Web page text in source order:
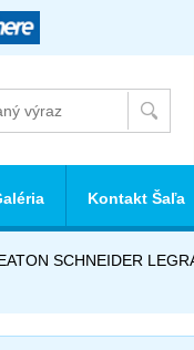
SCHNEIDER
Kontakt Šaľa